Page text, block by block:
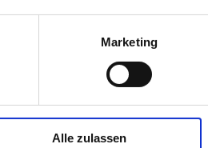
Marketing
Alle zulassen
WIBERG
Peloponnes
EL WIBERG
ml WIBERG